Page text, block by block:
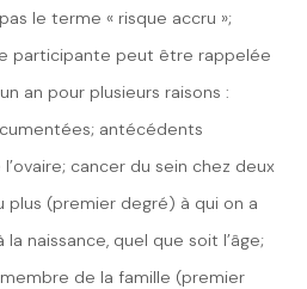
le terme « risque accru »;
participante peut être rappelée
an pour plusieurs raisons :
antécédents
cancer du sein chez deux
plus (premier degré) à qui on a
naissance, quel que soit l’âge;
membre de la famille (premier